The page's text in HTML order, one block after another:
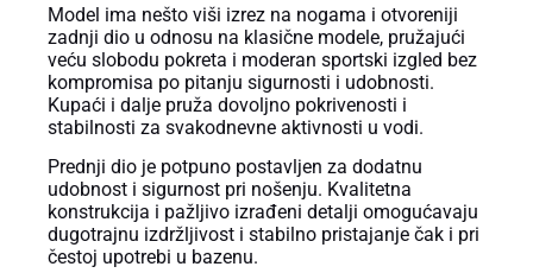
Model ima nešto viši izrez na nogama i otvoreniji
zadnji dio u odnosu na klasične modele, pružajući
veću slobodu pokreta i moderan sportski izgled bez
kompromisa po pitanju sigurnosti i udobnosti.
Kupaći i dalje pruža dovoljno pokrivenosti i
stabilnosti za svakodnevne aktivnosti u vodi.
Prednji dio je potpuno postavljen za dodatnu
udobnost i sigurnost pri nošenju. Kvalitetna
konstrukcija i pažljivo izrađeni detalji omogućavaju
dugotrajnu izdržljivost i stabilno pristajanje čak i pri
čestoj upotrebi u bazenu.